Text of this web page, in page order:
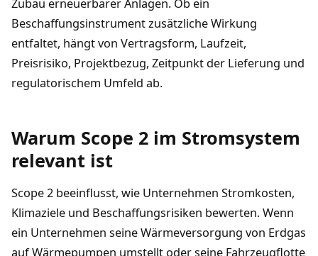
Zubau erneuerbarer Anlagen. Ob ein
Beschaffungsinstrument zusätzliche Wirkung
entfaltet, hängt von Vertragsform, Laufzeit,
Preisrisiko, Projektbezug, Zeitpunkt der Lieferung und
regulatorischem Umfeld ab.
Warum Scope 2 im Stromsystem
relevant ist
Scope 2 beeinflusst, wie Unternehmen Stromkosten,
Klimaziele und Beschaffungsrisiken bewerten. Wenn
ein Unternehmen seine Wärmeversorgung von Erdgas
auf Wärmepumpen umstellt oder seine Fahrzeugflotte